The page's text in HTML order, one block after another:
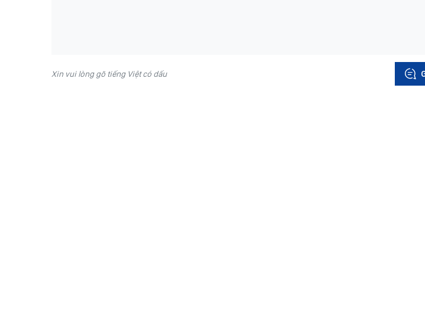
Xin vui lòng gõ tiếng Việt có dấu